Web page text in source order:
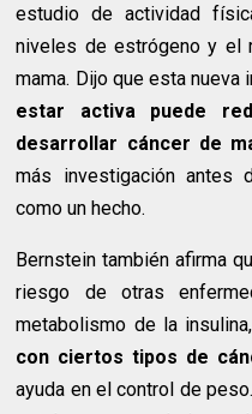
estudio de actividad
niveles de estrógeno y el
mama. Dijo que esta nueva
estar activa puede
desarrollar cáncer de
más investigación antes
como un hecho.
Bernstein también afirma
riesgo de otras
metabolismo de la insulina,
con ciertos tipos de
ayuda en el control de